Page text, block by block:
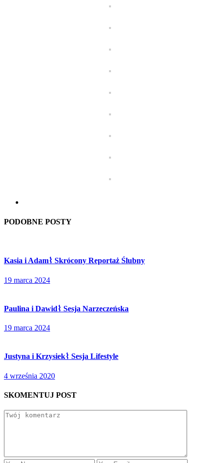
PODOBNE POSTY
Kasia i Adam⌇ Skrócony Reportaż Ślubny
19 marca 2024
Paulina i Dawid⌇ Sesja Narzeczeńska
19 marca 2024
Justyna i Krzysiek⌇ Sesja Lifestyle
4 września 2020
SKOMENTUJ POST